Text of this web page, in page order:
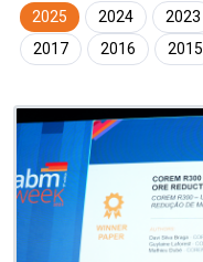
2025 2024 2023
2017
2016 2015